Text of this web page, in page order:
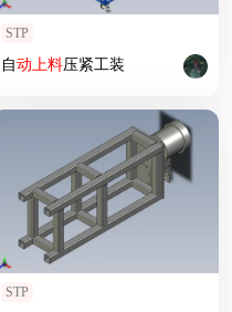
STP
自动上料压紧工装
STP